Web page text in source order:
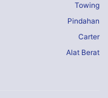
Towing
Pindahan
Carter
Alat Berat